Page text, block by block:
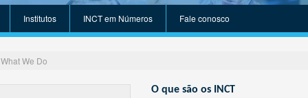
Institutos INCT em Números Fale conosco
What We Do
O que são os INCT